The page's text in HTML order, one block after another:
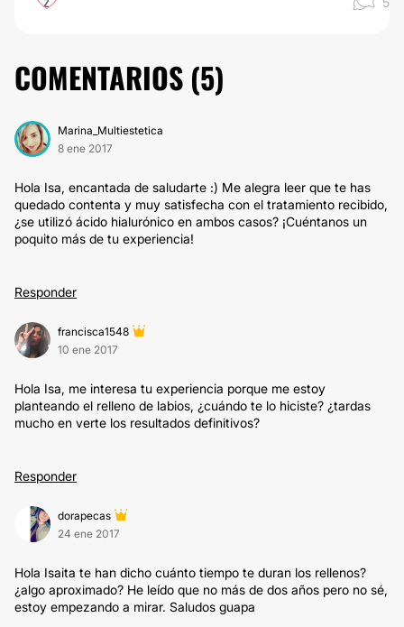
COMENTARIOS (5)
Marina_Multiestetica
8 ene 2017
Hola Isa, encantada de saludarte :) Me alegra leer que te has
quedado contenta y muy satisfecha con el tratamiento recibido,
¿se utilizó ácido hialurónico en ambos casos? ¡Cuéntanos un
poquito más de tu experiencia!
Responder
francisca1548
10 ene 2017
Hola Isa, me interesa tu experiencia porque me estoy
planteando el relleno de labios, ¿cuándo te lo hiciste? ¿tardas
mucho en verte los resultados definitivos?
Responder
dorapecas
24 ene 2017
Hola Isaita te han dicho cuánto tiempo te duran los rellenos?
¿algo aproximado? He leído que no más de dos años pero no sé,
estoy empezando a mirar. Saludos guapa